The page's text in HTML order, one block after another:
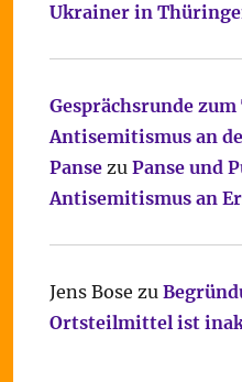
Ukrainer in
Gesprächsrunde zum
Antisemitismus an
Pansezu Panse und
Antisemitismus an
Jens Bose zu
Ortsteilmittel ist